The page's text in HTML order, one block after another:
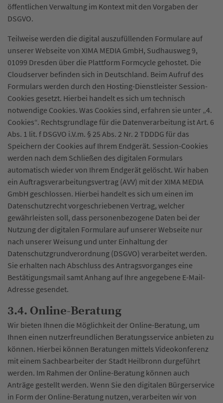
öffentlichen Verwaltung im Kontext mit den Vorgaben der
DSGVO.
Teilweise werden die digital auszufüllenden Formulare auf
unserer Webseite von XIMA MEDIA GmbH, Sudhausweg 9,
01099 Dresden über die Plattform Formcycle gehostet. Die
Cloudserver befinden sich in Deutschland. Beim Aufruf des
Formulars werden durch den Hosting-Dienstleister Session-
Cookies gesetzt. Hierbei handelt es sich um technisch
notwendige Cookies. Was Cookies sind, erfahren sie unter „4.
Cookies“. Rechtsgrundlage für die Datenverarbeitung ist Art. 6
Abs. 1 lit. f DSGVO i.V.m. § 25 Abs. 2 Nr. 2 TDDDG für das
Speichern der Cookies auf Ihrem Endgerät. Session-Cookies
werden nach dem Schließen des digitalen Formulars
automatisch wieder von Ihrem Endgerät gelöscht. Wir haben
ein Auftragsverarbeitungsvertrag (AVV) mit der XIMA MEDIA
GmbH geschlossen. Hierbei handelt es sich um einen im
Datenschutzrecht vorgeschriebenen Vertrag, welcher
gewährleisten soll, dass personenbezogene Daten bei der
Nutzung der digitalen Formulare auf unserer Webseite nur
nach unserer Weisung und unter Einhaltung der
Datenschutzgrundverordnung (DSGVO) verarbeitet werden.
Sie erhalten nach Abschluss des Antragsvorganges eine
Bestätigungsmail samt Anhang auf Ihre angegebene E-Mail-
Adresse gesendet.
3.4. Online-Beratung
Wir bieten Ihnen die Möglichkeit der Online-Beratung, um
Ihnen einen nutzerfreundlichen Beratungsservice anbieten zu
können. Hierbei können Beratungen mittels Videokonferenz
mit einem Sachbearbeiter der Stadt Heilbronn durgeführt
werden. Im Rahmen der Online-Beratung können auch
Anträge gestellt werden. Wenn Sie den digitalen Bürgerservice
in Form der Online-Beratung nutzen, verarbeiten wir von